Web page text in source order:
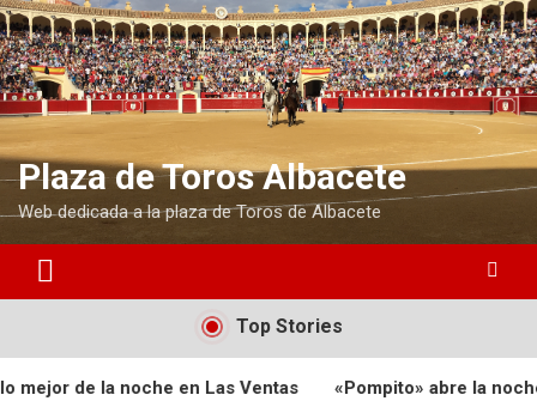
S
a
l
t
a
a
l
c
i
d
Plaza de Toros Albacete
Web dedicada a la plaza de Toros de Albacete
Top Stories
Ventas «Pompito» abre la noche de Peñaranda en Las